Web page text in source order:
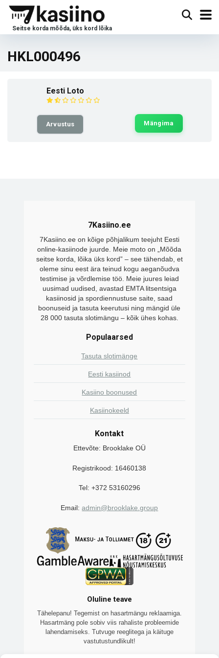
HKL000496
Eesti Loto
Arvustus Mängima
7Kasiino.ee
7Kasiino.ee on kõige põhjalikum teejuht Eesti
online-kasiinode juurde. Meie moto on „Mõõda
seitse korda, lõika üks kord” – see tähendab, et
oleme sinu eest ära teinud kogu aeganõudva
testimise ja võrdlemise töö. Meie juures leiad
uusimad uudised, avastad EMTA litsentsiga
kasiinosid ja spordiennustuse saite, saad
boonuseid ja tasuta keerutusi ning mängid üle
28 000 tasuta slotimängu – kõik ühes kohas.
Populaarsed
Tasuta slotimänge
Eesti kasiinod
Kasiino boonused
Kasiinokeeld
Kontakt
Ettevõte: Brooklake OÜ
Registrikood: 16460138
Tel: +372 53160296
Email:admin@brooklake.group
Oluline teave
Tähelepanu! Tegemist on hasartmängu reklaamiga.
Hasartmäng pole sobiv viis rahaliste probleemide
lahendamiseks. Tutvuge reeglitega ja käituge
vastutustundlikult!